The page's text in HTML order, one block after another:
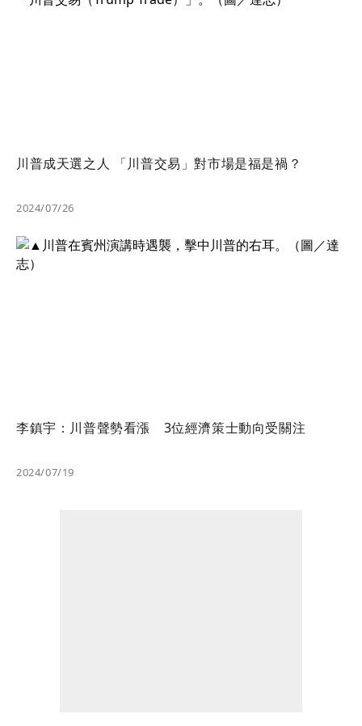
川普成天選之人 「川普交易」對市場是福是禍？
2024/07/26
李鎮宇：川普聲勢看漲 3位經濟策士動向受關注
2024/07/19